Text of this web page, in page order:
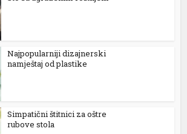
Najpopularniji dizajnerski
namještaj od plastike
Simpatični štitnici za oštre
rubove stola